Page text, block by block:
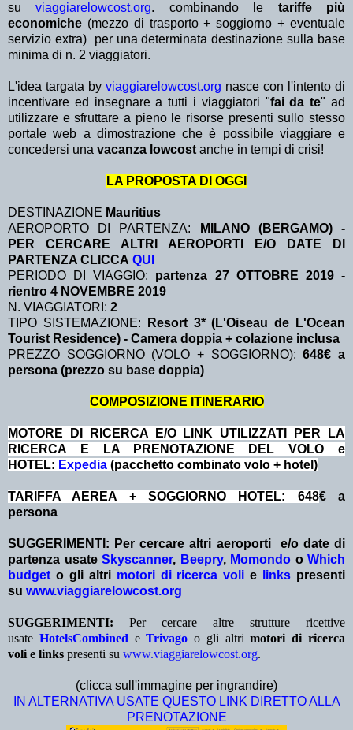
suviaggiarelowcost.org. combinando le tariffe più
economiche (mezzo di trasporto + soggiorno + eventuale
servizio extra)
per una determinata destinazione sulla base
minima di n. 2 viaggiatori.
L'idea targata by viaggiarelowcost.org nasce con l'intento di
incentivare ed insegnare a tutti i viaggiatori "fai da te" ad
utilizzare e sfruttare a pieno le risorse presenti sullo stesso
portale web a dimostrazione che è possibile viaggiare e
concedersi una vacanza lowcost anche in tempi di crisi!
LA PROPOSTA DI OGGI
DESTINAZIONE Mauritius
AEROPORTO DI PARTENZA:
MILANO (BERGAMO) -
PER CERCARE ALTRI AEROPORTI E/O DATE DI
PARTENZA CLICCA QUI
PERIODO DI VIAGGIO: partenza 27 OTTOBRE 2019 -
rientro 4 NOVEMBRE 2019
N. VIAGGIATORI: 2
TIPO SISTEMAZIONE:
Resort 3* (L'Oiseau de L'Ocean
Tourist Residence) - Camera doppia + colazione inclusa
PREZZO SOGGIORNO (VOLO + SOGGIORNO):648€ a
persona (prezzo su base doppia)
COMPOSIZIONE ITINERARIO
MOTORE DI RICERCA E/O LINK UTILIZZATI PER LA
RICERCA E LA PRENOTAZIONE DEL VOLO e
HOTEL: Expedia (pacchetto combinato volo + hotel)
TARIFFA AEREA + SOGGIORNO HOTEL: 648€ a
persona
SUGGERIMENTI: Per cercare altri aeroporti e/o date di
partenza usate Skyscanner, Beepry, Momondo o Which
budget o gli altri motori di ricerca voli e links presenti
su www.viaggiarelowcost.org
SUGGERIMENTI: Per cercare altre strutture ricettive
usate HotelsCombined eTrivago o gli altrimotori di ricerca
voli e links presenti su www.viaggiarelowcost.org.
(clicca sull'immagine per ingrandire)
IN ALTERNATIVA USATE QUESTO LINK DIRETTO ALLA
PRENOTAZIONE